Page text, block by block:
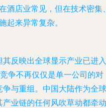
酒店业常见，但在技术密集
起来异常复杂。
反映出全球显示产业已进入
争不再仅仅是单一公司的对
与重组。中国大陆作为全球
业链的任何风吹草动都牵动